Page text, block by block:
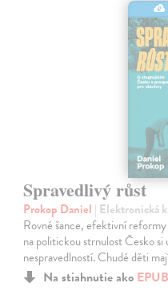
Spravedlivý růst
Prokop Daniel | Elektronická
Rovné šance, efektivní
na politickou strnulost Česko si
nespravedlností. Chudé děti
Na stiahnutie ako EPUB